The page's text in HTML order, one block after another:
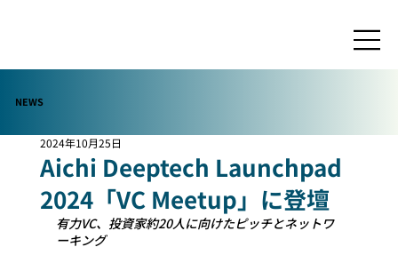
NEWS
Aichi Deeptech Launchpad
2024「VC Meetup」に登壇
2024年10月25日
有力VC、投資家約20人に向けたピッチとネットワ
ーキング